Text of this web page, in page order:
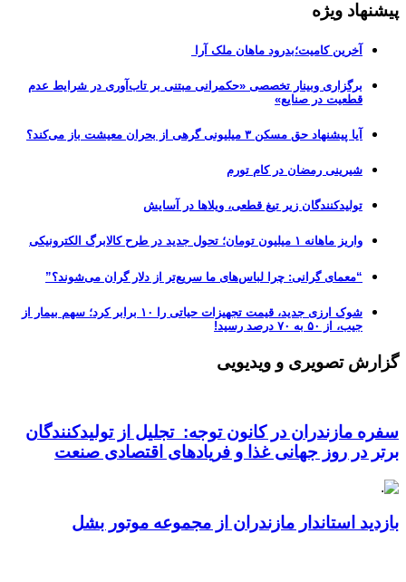
پیشنهاد ویژه
آخرین کامیت؛بدرود ماهان ملک آرا
برگزاری وبینار تخصصی «حکمرانی مبتنی بر تاب‌آوری در شرایط عدم
قطعیت در صنایع»
آیا پیشنهاد حق مسکن ۳ میلیونی گرهی از بحران معیشت باز می‌کند؟
شیرینی رمضان در کام تورم
تولیدکنندگان زیر تیغ قطعی، ویلاها در آسایش
واریز ماهانه ۱ میلیون تومان؛ تحول جدید در طرح کالابرگ الکترونیکی
“معمای گرانی: چرا لباس‌های ما سریع‌تر از دلار گران می‌شوند؟”
شوک ارزی جدید، قیمت تجهیزات حیاتی را ۱۰ برابر کرد؛ سهم بیمار از
جیب، از ۵۰ به ۷۰ درصد رسید!
گزارش تصویری و ویدیویی
سفره مازندران در کانون توجه: تجلیل از تولیدکنندگان
برتر در روز جهانی غذا و فریادهای اقتصادی صنعت
بازدید استاندار مازندران از مجموعه موتور بشل